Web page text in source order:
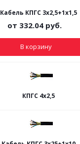
Кабель КПГС 3х2,5+1х1,5
от 332.04руб.
В корзину
КПГС 4х2,5